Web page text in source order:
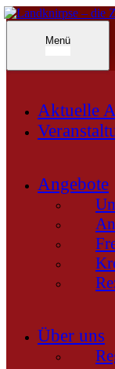
Inhalte
überspringen
Menü
Aktuelle
Angebote
Über uns